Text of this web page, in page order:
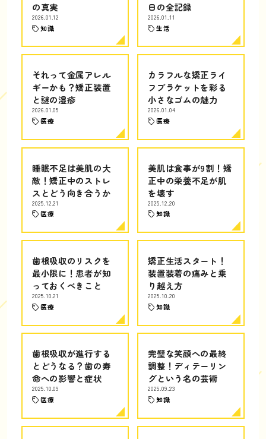
の真実
2026.01.12
知識
日の全記録
2026.01.11
生活
それって金属アレル
ギーかも？矯正装置
と謎の湿疹
2026.01.05
医療
カラフルな矯正ライ
フブラケットを彩る
小さなゴムの魅力
2026.01.04
医療
睡眠不足は美肌の大
敵！矯正中のストレ
スとどう向き合うか
2025.12.21
医療
美肌は食事が9割！矯
正中の栄養不足が肌
を壊す
2025.12.20
知識
歯根吸収のリスクを
最小限に！患者が知
っておくべきこと
2025.10.21
医療
矯正生活スタート！
装置装着の痛みと乗
り越え方
2025.10.20
知識
歯根吸収が進行する
とどうなる？歯の寿
命への影響と症状
2025.10.09
医療
完璧な笑顔への最終
調整！ディテーリン
グという名の芸術
2025.09.23
知識